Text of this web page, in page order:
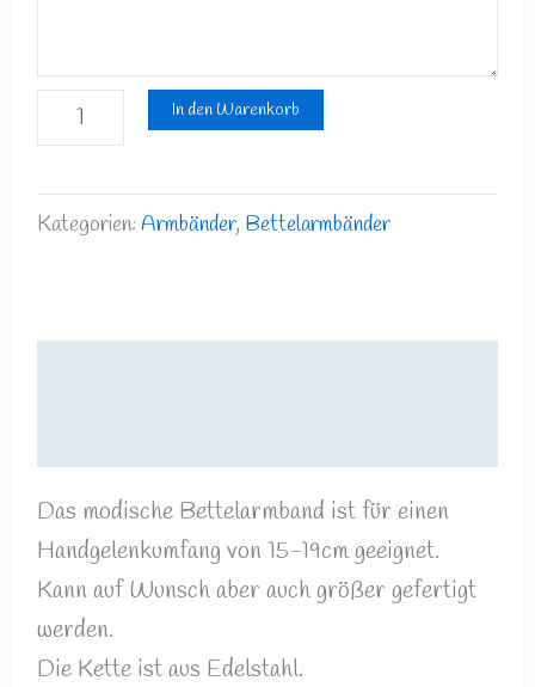
In den Warenkorb
Kategorien: Armbänder, Bettelarmbänder
Das modische Bettelarmband ist für einen
Handgelenkumfang von 15-19cm geeignet.
Kann auf Wunsch aber auch größer gefertigt
werden.
Die Kette ist aus Edelstahl.